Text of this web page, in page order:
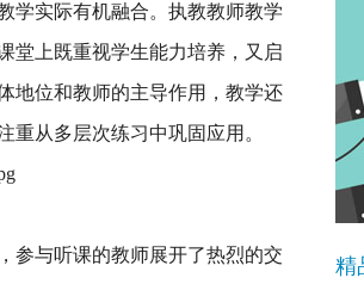
学实际有机融合。执教教师教学
堂上既重视学生能力培养，又启
地位和教师的主导作用，教学还
从多层次练习中巩固应用。
参与听课的教师展开了热烈的交
精